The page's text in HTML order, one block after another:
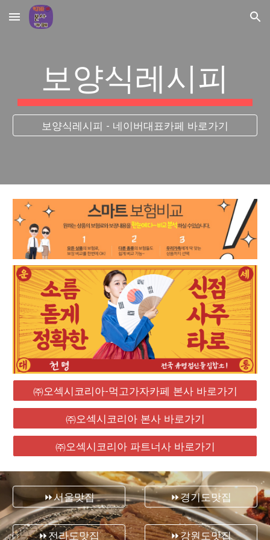
Skip to main content Skip to navigation
보양식레시피
보양식레시피 - 네이버대표카페 바로가기
㈜오섹시코리아-먹고가자카페 본사 바로가기
㈜오섹시코리아 본사 바로가기
㈜오섹시코리아 파트너사 바로가기
⏩서울맛집
⏩전라도맛집
⏩경기도맛집
⏩강원도맛집